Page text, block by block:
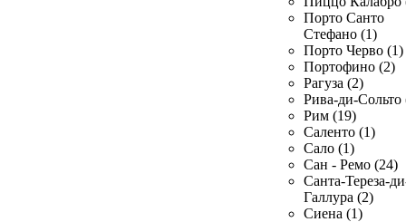
Порто Санто
Стефано (1)
Порто Черво (1)
Портофино (2)
Рагуза (2)
Рива-ди-Сольто
Рим (19)
Саленто (1)
Сало (1)
Сан - Ремо (24)
Санта-Тереза-
Галлура (2)
Сиена (1)